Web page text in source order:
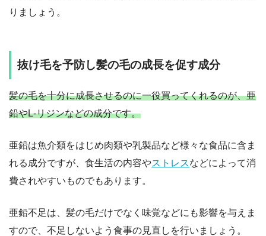
りましょう。
抜け毛を予防し髪の毛の成長を促す成分
髪の毛を十分に成長させるのに一役買ってくれるのが、亜
鉛やL-リジンなどの成分です。
亜鉛は魚介類をはじめ肉類や乳製品など様々な食品に含ま
れる成分ですが、食生活の内容やストレスなどによって消
費されやすいものでもあります。
亜鉛不足は、髪の毛だけでなく味覚などにも影響を与えま
すので、不足しないよう食事の見直しを行いましょう。